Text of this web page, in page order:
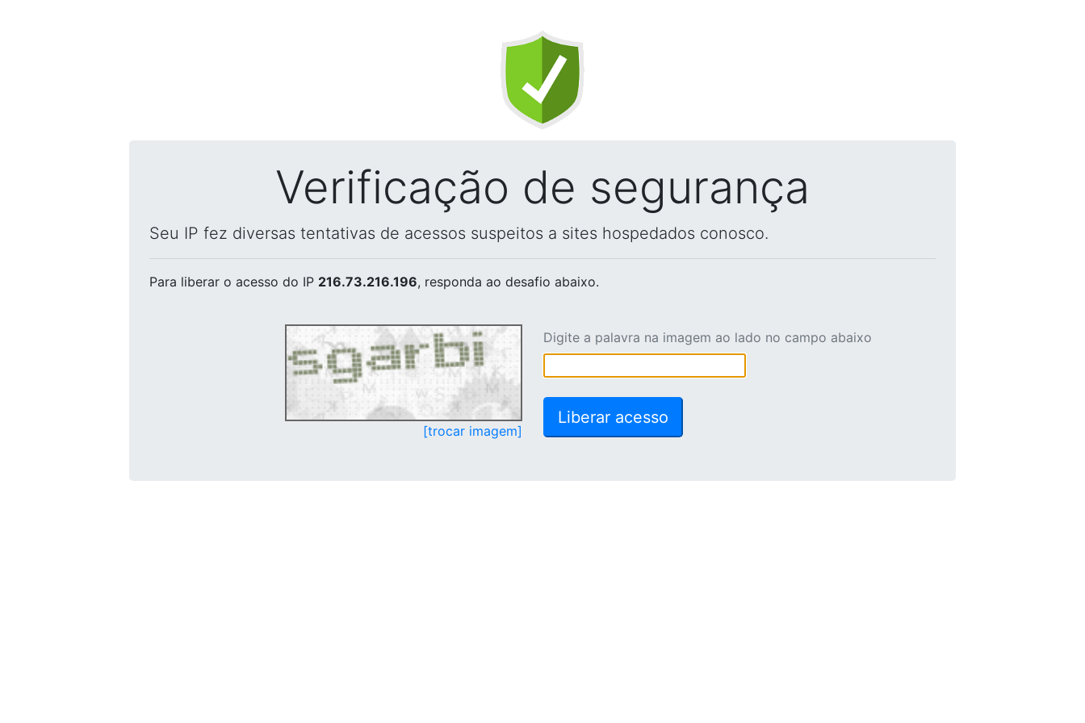
Verificação de segurança
Seu IP fez diversas tentativas de acessos suspeitos a sites hospedados conosco.
Para liberar o acesso do IP 216.73.216.196, responda ao desafio abaixo.
[trocar imagem]
Digite a palavra na imagem ao lado no campo abaixo